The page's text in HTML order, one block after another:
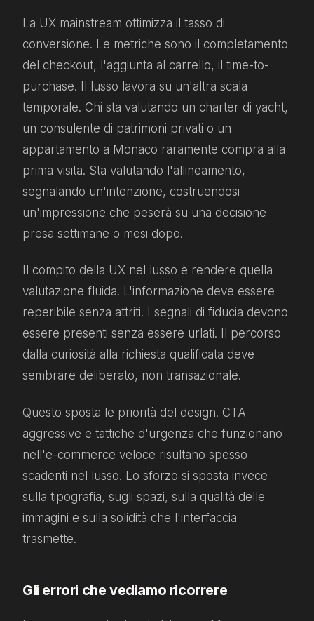
La UX mainstream ottimizza il tasso di
conversione. Le metriche sono il completamento
del checkout, l'aggiunta al carrello, il time-to-
purchase. Il lusso lavora su un'altra scala
temporale. Chi sta valutando un charter di yacht,
un consulente di patrimoni privati o un
appartamento a Monaco raramente compra alla
prima visita. Sta valutando l'allineamento,
segnalando un'intenzione, costruendosi
un'impressione che peserà su una decisione
presa settimane o mesi dopo.
Il compito della UX nel lusso è rendere quella
valutazione fluida. L'informazione deve essere
reperibile senza attriti. I segnali di fiducia devono
essere presenti senza essere urlati. Il percorso
dalla curiosità alla richiesta qualificata deve
sembrare deliberato, non transazionale.
Questo sposta le priorità del design. CTA
aggressive e tattiche d'urgenza che funzionano
nell'e-commerce veloce risultano spesso
scadenti nel lusso. Lo sforzo si sposta invece
sulla tipografia, sugli spazi, sulla qualità delle
immagini e sulla solidità che l'interfaccia
trasmette.
Gli errori che vediamo ricorrere